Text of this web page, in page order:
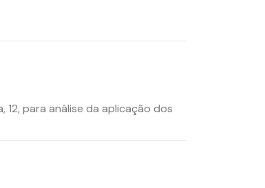
para análise da aplicação dos